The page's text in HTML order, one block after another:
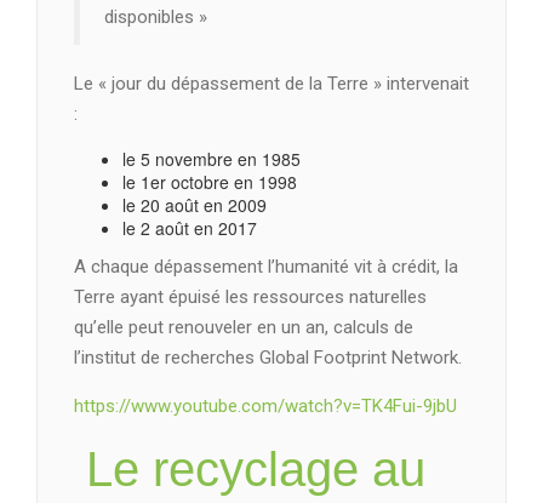
disponibles »
Le « jour du dépassement de la Terre » intervenait
:
le 5 novembre en 1985
le 1er octobre en 1998
le 20 août en 2009
le 2 août en 2017
A chaque dépassement l’humanité vit à crédit, la
Terre ayant épuisé les ressources naturelles
qu’elle peut renouveler en un an, calculs de
l’institut de recherches Global Footprint Network.
https://www.youtube.com/watch?v=TK4Fui-9jbU
Le recyclage au